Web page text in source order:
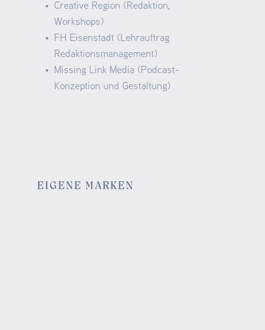
Creative Region (Redaktion,
Workshops)
FH Eisenstadt (Lehrauftrag
Redaktionsmanagement)
Missing Link Media (Podcast-
Konzeption und Gestaltung)
EIGENE MARKEN